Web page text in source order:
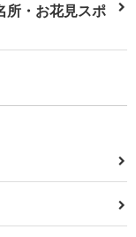
所・お花見スポ